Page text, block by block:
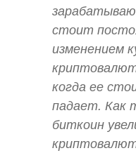
стоит
изменением
когда ее
падает. Как
биткоин